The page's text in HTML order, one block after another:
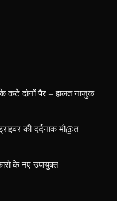
के कटे दोनों पैर – हालत नाजुक
की दर्दनाक मौ@त
के नए उपायुक्त